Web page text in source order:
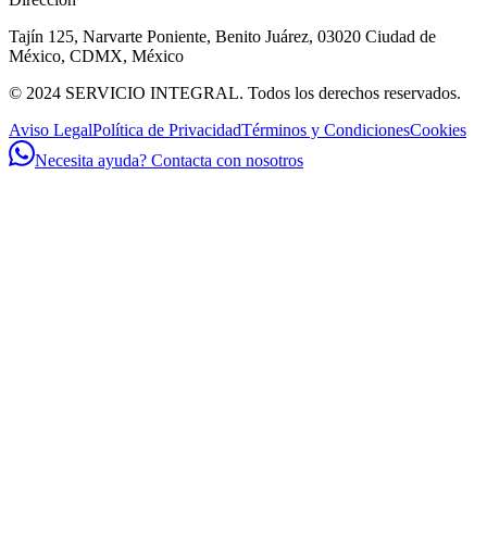
Tajín 125, Narvarte Poniente, Benito Juárez, 03020 Ciudad de
México, CDMX, México
© 2024 SERVICIO INTEGRAL. Todos los derechos reservados.
Aviso LegalPolítica de PrivacidadTérminos y CondicionesCookies
Necesita ayuda? Contacta con nosotros